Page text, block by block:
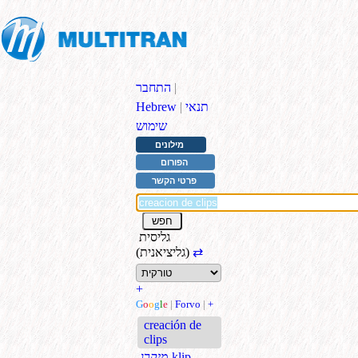
התחבר |
Hebrew | תנאי
שימוש
מילונים
הפורום
פרטי הקשר
גליסית
(גליציאנית) ⇄
+
Google | Forvo | +
creación de
clips